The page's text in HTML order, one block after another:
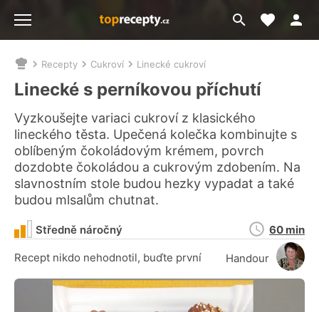
Přejít
na
Moje
Nacházíte
se
zde:
Recepty Cukroví Linecké cukroví
Linecké s perníkovou příchutí
Vyzkoušejte variaci cukroví z klasického
lineckého těsta. Upečená kolečka kombinujte s
oblíbeným čokoládovým krémem, povrch
dozdobte čokoládou a cukrovým zdobením. Na
slavnostním stole budou hezky vypadat a také
budou mlsalům chutnat.
Recept nikdo nehodnotil, buďte první Handour
Středně náročný
Doba
přípravy
60 min